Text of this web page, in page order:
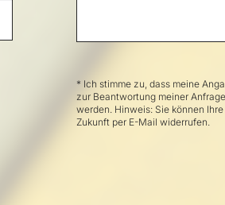
* Ich stimme zu, dass meine
zur Beantwortung meiner
werden. Hinweis: Sie können
Zukunft per E-Mail widerrufen.